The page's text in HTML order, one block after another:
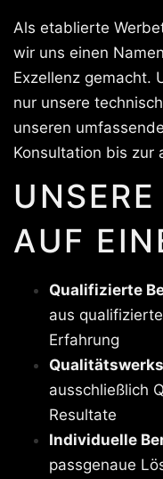
Als etablierte
wir uns einen
Exzellenz gemacht.
nur unsere
unseren
Konsultation bis zur
AUF
Qualifizierte
aus
Erfahrung
ausschließlich
Resultate
Individuelle
passgenaue